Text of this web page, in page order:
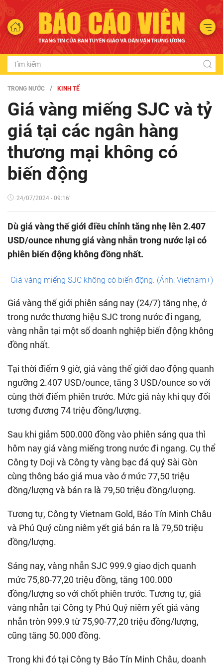
TRONG NƯỚC KINH TẾ
Giá vàng miếng SJC và tỷ
giá tại các ngân hàng
thương mại không có
biến động
24/07/2024 - 09:16'
Dù giá vàng thế giới điều chỉnh tăng nhẹ lên 2.407
USD/ounce nhưng giá vàng nhẫn trong nước lại có
phiên biến động không đồng nhất.
Giá vàng miếng SJC không có biến động. (Ảnh: Vietnam+)
Giá vàng thế giới phiên sáng nay (24/7) tăng nhẹ, ở
trong nước thương hiệu SJC trong nước đi ngang,
vàng nhẫn tại một số doanh nghiệp biến động không
đồng nhất.
Tại thời điểm 9 giờ, giá vàng thế giới dao động quanh
ngưỡng 2.407 USD/ounce, tăng 3 USD/ounce so với
cùng thời điểm phiên trước. Mức giá này khi quy đổi
tương đương 74 triệu đồng/lượng.
Sau khi giảm 500.000 đồng vào phiên sáng qua thì
hôm nay giá vàng miếng trong nước đi ngang. Cụ thể
Công ty Doji và Công ty vàng bạc đá quý Sài Gòn
cùng thông báo giá mua vào ở mức 77,50 triệu
đồng/lượng và bán ra là 79,50 triệu đồng/lượng.
Tương tự, Công ty Vietnam Gold, Bảo Tín Minh Châu
và Phú Quý cùng niêm yết giá bán ra là 79,50 triệu
đồng/lượng.
Sáng nay, vàng nhẫn SJC 999.9 giao dịch quanh
mức 75,80-77,20 triệu đồng, tăng 100.000
đồng/lượng so với chốt phiên trước. Tương tự, giá
vàng nhẫn tại Công ty Phú Quý niêm yết giá vàng
nhẫn tròn 999.9 từ 75,90-77,20 triệu đồng/lượng,
cũng tăng 50.000 đồng.
Trong khi đó tại Công ty Bảo Tín Minh Châu, doanh